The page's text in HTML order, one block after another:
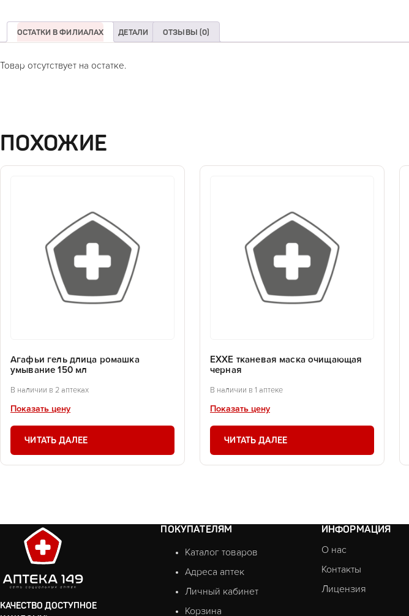
ОСТАТКИ В ФИЛИАЛАХ ДЕТАЛИ ОТЗЫВЫ (0)
Товар отсутствует на остатке.
ПОХОЖИЕ
Агафьи гель длица ромашка
умывание 150 мл
В наличии в 2 аптеках
Показать цену
ЧИТАТЬ ДАЛЕЕ
EXXE тканевая маска очищающая
черная
В наличии в 1 аптеке
Показать цену
ЧИТАТЬ ДАЛЕЕ
КАЧЕСТВО ДОСТУПНОЕ
ПОКУПАТЕЛЯМ
Каталог товаров
Адреса аптек
Личный кабинет
Корзина
ИНФОРМАЦИЯ
О нас
Контакты
Лицензия